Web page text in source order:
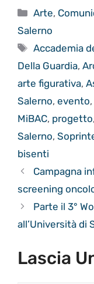
Categorie
Arte,
Salerno
Tag
Accademia
Della Guardia,
arte figurativa,
Salerno, evento,
MiBAC, progetto,
Salerno,
bisenti
Campagna
screening
Parte il 3°
all’Università di
Lascia